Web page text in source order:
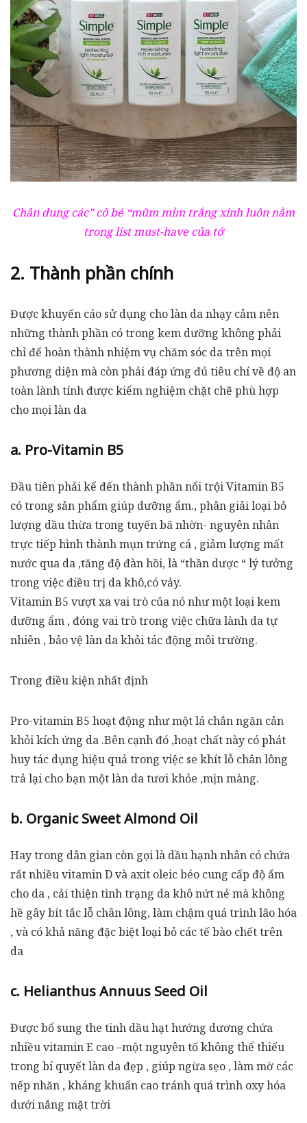
Chân dung các” cô bé “mũm mỉm trắng xinh luôn nằm
trong list must-have của tớ
2. Thành phần chính
Được khuyến cáo sử dụng cho làn da nhạy cảm nên
những thành phần có trong kem dưỡng không phải
chỉ để hoàn thành nhiệm vụ chăm sóc da trên mọi
phương diện mà còn phải đáp ứng đủ tiêu chí về độ an
toàn lành tính được kiểm nghiệm chặt chẽ phù hợp
cho mọi làn da
a. Pro-Vitamin B5
Đầu tiên phải kể đến thành phần nổi trội Vitamin B5
có trong sản phẩm giúp dưỡng ẩm., phân giải loại bỏ
lượng dầu thừa trong tuyến bã nhờn- nguyên nhân
trực tiếp hình thành mụn trứng cá , giảm lượng mất
nước qua da ,tăng độ đàn hồi, là “thần dược “ lý tưởng
trong việc điều trị da khô,có vảy.
Vitamin B5 vượt xa vai trò của nó như một loại kem
dưỡng ẩm , đóng vai trò trong việc chữa lành da tự
nhiên , bảo vệ làn da khỏi tác động môi trường.
Trong điều kiện nhất định
Pro-vitamin B5 hoạt động như một lá chắn ngăn cản
khỏi kích ứng da .Bên cạnh đó ,hoạt chất này có phát
huy tác dụng hiệu quả trong việc se khít lỗ chân lông
trả lại cho bạn một làn da tươi khỏe ,mịn màng.
b. Organic Sweet Almond Oil
Hay trong dân gian còn gọi là dầu hạnh nhân có chứa
rất nhiều vitamin D và axit oleic béo cung cấp độ ẩm
cho da , cải thiện tình trạng da khô nứt nẻ mà không
hề gây bít tắc lỗ chân lông, làm chậm quá trình lão hóa
, và có khả năng đặc biệt loại bỏ các tế bào chết trên
da
c. Helianthus Annuus Seed Oil
Được bổ sung the tinh dầu hạt hướng dương chứa
nhiều vitamin E cao –một nguyên tố không thể thiếu
trong bí quyết làn da đẹp , giúp ngừa sẹo , làm mờ các
nếp nhăn , kháng khuẩn cao tránh quá trình oxy hóa
dưới nắng mặt trời